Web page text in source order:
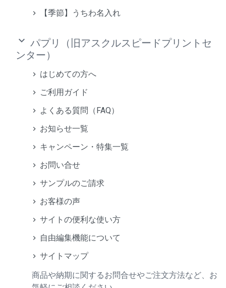
【季節】うちわ名入れ
keyboard_arrow_down パプリ（旧アスクルスピードプリントセ
ンター）
はじめての方へ
ご利用ガイド
よくある質問（FAQ）
お知らせ一覧
キャンペーン・特集一覧
お問い合せ
サンプルのご請求
お客様の声
サイトの便利な使い方
自由編集機能について
サイトマップ
商品や納期に関するお問合せやご注文方法など、お